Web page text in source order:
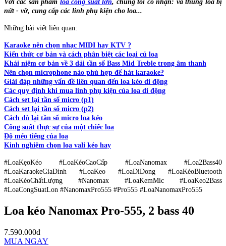
Với các sản phẩm loa công suất lớn, chúng tôi có nhận: vá thùng loa bị
nứt - vỡ, cung cấp các linh phụ kiện cho loa...
Những bài viết liên quan:
Karaoke nên chọn nhạc MIDI hay KTV ?
Kiến thức cơ bản và cách phân biệt các loại củ loa
Khái niệm cơ bản về 3 dải tần số Bass Mid Treble trong âm thanh
Nên chọn microphone nào phù hợp để hát karaoke?
Giải đáp những vấn đề liên quan đến loa kéo di động
Các quy định khi mua linh phụ kiện của loa di động
Cách set lại tần số micro (p1)
Cách set lại tần số micro (p2)
Cách dò lại tần số micro loa kéo
Công suất thực sự của một chiếc loa
Độ méo tiếng của loa
Kinh nghiệm chọn loa vali kéo hay
#LoaKẹoKéo #LoaKéoCaoCấp #LoaNanomax #Loa2Bass40
#LoaKaraokeGiaĐình #LoaKeo #LoaDiDong #LoaKéoBluetooth
#LoaKéoChấtLượng #Nanomax #LoaKemMic #LoaKeo2Bass
#LoaCongSuatLon #NanomaxPro555 #Pro555 #LoaNanomaxPro555
Loa kéo Nanomax Pro-555, 2 bass 40
7.590.000đ
MUA NGAY